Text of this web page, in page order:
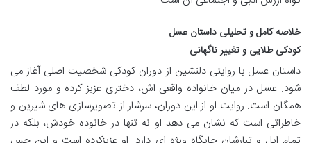
خلاصه کامل و تحلیلی داستان عسل
کودکی طلایی و تغییر ناگهانی
داستان عسل با روایتی دلنشین از دوران کودکی شخصیت اصلی آغاز می
شود. عسل در میان خانواده واقعی اش، دختری عزیز کرده و مورد لطف
همگان است. روایت او از این دوران، سرشار از تصویرسازی های شیرین و
خاطراتی است که نشان می دهد او نه تنها در خانوده خودش، بلکه در